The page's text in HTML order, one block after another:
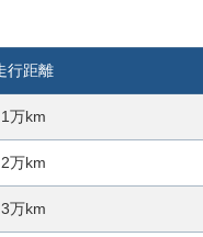
軽
に
ご
相
談
行距離
1万km
2万km
3万km